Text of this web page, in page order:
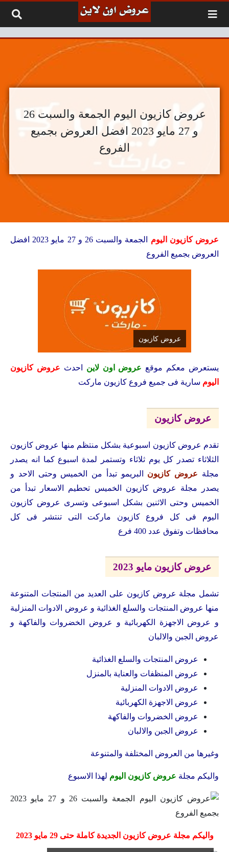
عروض كازيون اليوم الجمعة والسبت 26
و 27 مايو 2023 افضل العروض بجميع
الفروع
عروض كازيون اليوم
الجمعة والسبت 26 و 27 مايو 2023 افضل
العروض بجميع الفروع
عروض كازيون
يستعرض معكم موقع عروض اون لاين احدث عروض كازيون
اليوم سارية فى جميع فروع كازيون ماركت
عروض كازيون
تقدم عروض كازيون اسبوعية بشكل منتظم منها عروض كازيون
الثلاثاء تصدر كل يوم ثلاثاء وتستمر لمدة اسبوع كما انه يصدر
مجلة عروض كازيون البريمو تبدأ من الخميس وحتى الاحد و
يصدر مجلة عروض كازيون الخميس تحطيم الاسعار تبدأ من
الخميس وحتى الاثنين بشكل اسبوعى وتسرى عروض كازيون
اليوم فى كل فروع كازيون ماركت التى تنتشر فى كل
محافظات وتفوق عدد 400 فرع
عروض كازيون مايو 2023
تشمل مجلة عروض كازيون على العديد من المنتجات المتنوعة
منها عروض المنتجات والسلع الغذائية و عروض الادوات المنزلية
و عروض الاجهزة الكهربائية و عروض الخضروات والفاكهة و
عروض الجبن والالبان
عروض المنتجات والسلع الغذائية
عروض المنظفات والعناية بالمنزل
عروض الادوات المنزلية
عروض الاجهزة الكهربائية
عروض الخضروات والفاكهة
عروض الجبن والالبان
وغيرها من العروض المختلفة والمتنوعة
واليكم مجلة عروض كازيون اليوم لهذا الاسبوع
واليكم مجلة عروض كازيون الجديدة كاملة حتى 29 مايو 2023